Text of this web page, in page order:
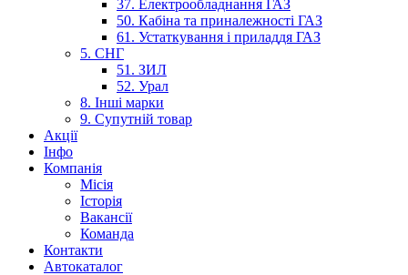
37. Електрообладнання ГАЗ
50. Кабіна та приналежності ГАЗ
61. Устаткування і приладдя ГАЗ
5. СНГ
51. ЗИЛ
52. Урал
8. Інші марки
9. Супутній товар
Акції
Інфо
Компанія
Місія
Історія
Вакансії
Команда
Контакти
Автокаталог